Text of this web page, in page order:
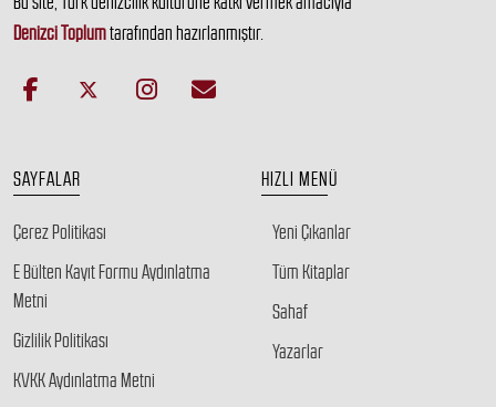
Denizci Toplumtarafından hazırlanmıştır.
SAYFALAR
Çerez Politikası
E Bülten Kayıt Formu Aydınlatma
Metni
Gizlilik Politikası
KVKK Aydınlatma Metni
HIZLI MENÜ
Yeni Çıkanlar
Tüm Kitaplar
Sahaf
Yazarlar